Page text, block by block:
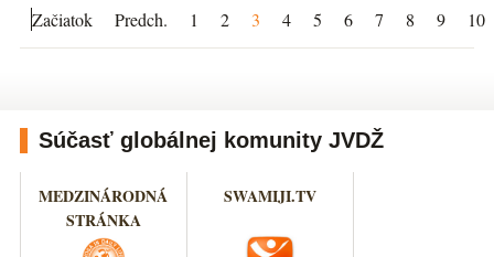
Začiatok Predch. 1 2 3 4 5 6 7 8 9 10
Súčasť globálnej komunity JVDŽ
MEDZINÁRODNÁ
STRÁNKA
SWAMIJI.TV